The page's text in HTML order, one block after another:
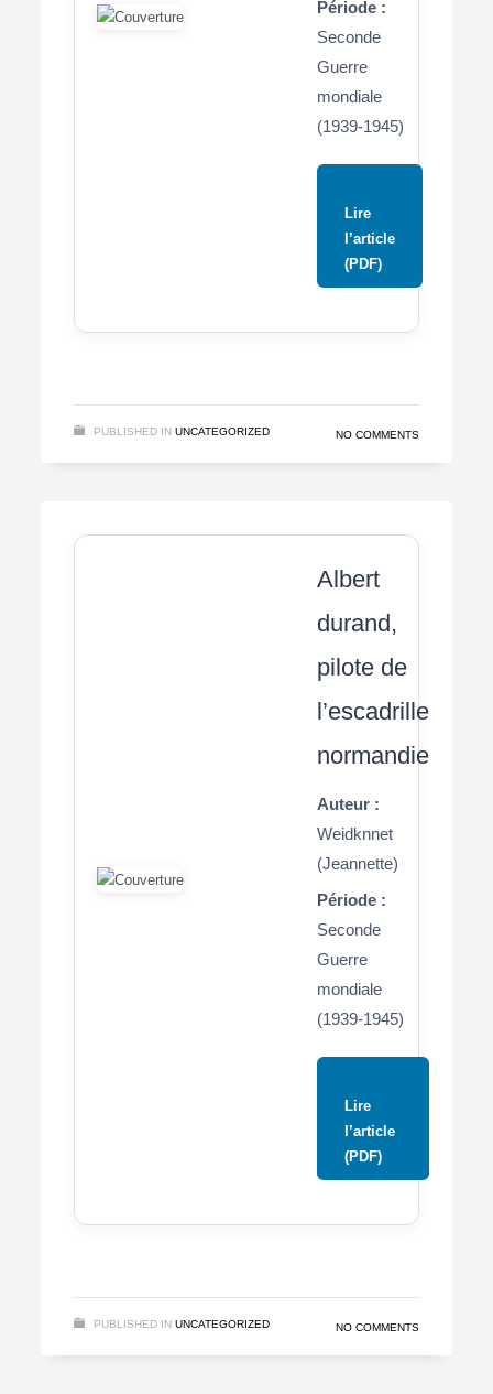
Période :
Seconde
Guerre
mondiale
(1939-1945)
Lire
l’article
(PDF)
PUBLISHED IN UNCATEGORIZED NO COMMENTS
Albert
durand,
pilote de
l’escadrille
normandie
Auteur :
Weidknnet
(Jeannette)
Période :
Seconde
Guerre
mondiale
(1939-1945)
Lire
l’article
(PDF)
PUBLISHED IN UNCATEGORIZED NO COMMENTS